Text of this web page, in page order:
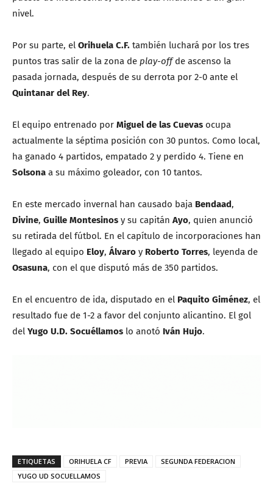
nivel.
Por su parte, el Orihuela C.F. también luchará por los tres
puntos tras salir de la zona de play-offde ascenso la
pasada jornada, después de su derrota por 2-0 ante el
Quintanar del Rey.
El equipo entrenado por Miguel de las Cuevas ocupa
actualmente la séptima posición con 30 puntos. Como local,
ha ganado 4 partidos, empatado 2 y perdido 4. Tiene en
Solsona a su máximo goleador, con 10 tantos.
En este mercado invernal han causado baja Bendaad,
Divine, Guille Montesinos y su capitán Ayo, quien anunció
su retirada del fútbol. En el capítulo de incorporaciones han
llegado al equipo Eloy, Álvaro y Roberto Torres, leyenda de
Osasuna, con el que disputó más de 350 partidos.
En el encuentro de ida, disputado en el Paquito Giménez, el
resultado fue de 1-2 a favor del conjunto alicantino. El gol
del Yugo U.D. Socuéllamos lo anotó Iván Hujo.
ETIQUETAS ORIHUELA CF PREVIA
SEGUNDA FEDERACION
YUGO UD SOCUELLAMOS